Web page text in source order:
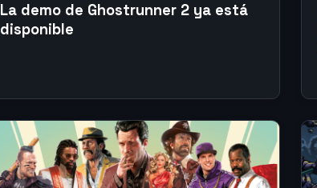
La demo de Ghostrunner 2 ya está
disponible